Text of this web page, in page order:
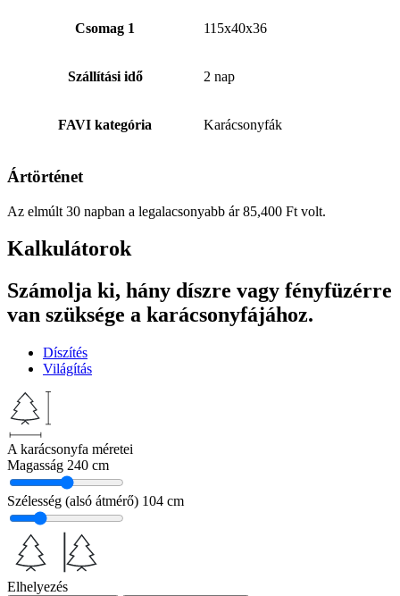
Csomag 1 115x40x36
Szállítási idő 2 nap
FAVI kategória Karácsonyfák
Ártörténet
Az elmúlt 30 napban a legalacsonyabb ár85,400 Ft volt.
Kalkulátorok
Számolja ki, hány díszre vagy fényfüzérre
van szüksége a karácsonyfájához.
Díszítés
Világítás
A karácsonyfa méretei
Magasság 240 cm
Szélesség (alsó átmérő) 104 cm
Elhelyezés